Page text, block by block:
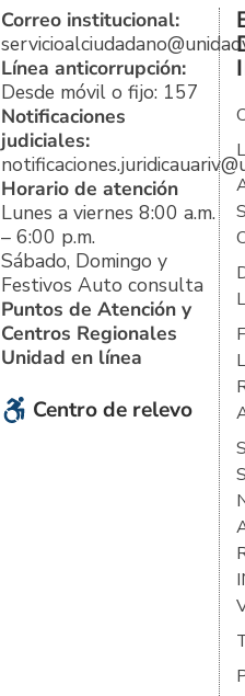
Correo institucional:
Línea anticorrupción:
Desde móvil o fijo: 157
Notificaciones
judiciales:
Horario de atención
Lunes a viernes 8:00 a.m.
– 6:00 p.m.
Sábado, Domingo y
Festivos Auto consulta
Puntos de Atención y
Centros Regionales
Unidad en línea
Centro de relevo